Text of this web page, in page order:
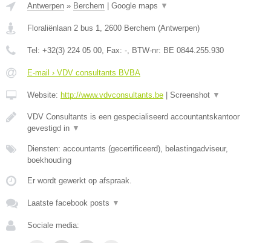
Antwerpen » Berchem Google maps ▼
Floraliënlaan 2 bus 1 2600 Berchem (Antwerpen)
Tel: +32(3) 224 05 00 , Fax: - , BTW-nr: BE 0844.255.930
E-mail › VDV consultants BVBA
Website: http://www.vdvconsultants.be Screenshot ▼
VDV Consultants is een gespecialiseerd accountantskantoor
gevestigd in ▼
Diensten: accountants (gecertificeerd), belastingadviseur,
boekhouding
Er wordt gewerkt op afspraak.
Laatste facebook posts ▼
Sociale media: